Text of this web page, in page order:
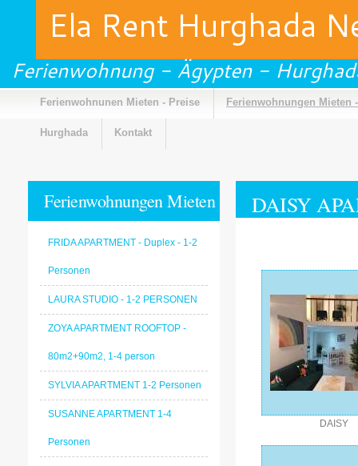
Ela Rent Hurghada
Ferienwohnung - Ägypten -
Ferienwohnunen Mieten - Preise Ferienwohnungen Mieten
Hurghada Kontakt
DAISY
DAISY
Ferienwohnungen Mieten
- Galerie
FRIDA APARTMENT - Duplex - 1-2
Personen
LAURA STUDIO - 1-2 PERSONEN
ZOYA APARTMENT ROOFTOP -
80m2+90m2, 1-4 person
SYLVIA APARTMENT 1-2 Personen
SUSANNE APARTMENT 1-4
Personen